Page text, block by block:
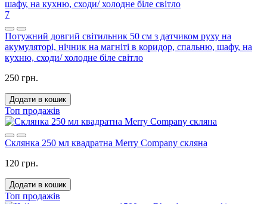
7
Потужний довгий світильник 50 см з датчиком руху на
акумуляторі, нічник на магніті в коридор, спальню, шафу, на
кухню, сходи/ холодне біле світло
250 грн.
Додати в кошик
Топ продажів
Склянка 250 мл квадратна Merry Company скляна
120 грн.
Додати в кошик
Топ продажів